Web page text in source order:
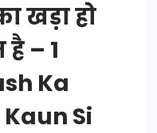
खड़ा हो
– 1
Ka
Si